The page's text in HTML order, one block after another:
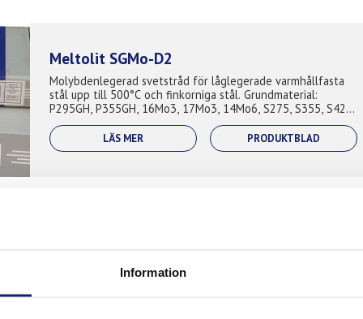
Information
Meltolit SGMo-D2
Molybdenlegerad svetstråd för låglegerade varmhållfasta
stål upp till 500°C och finkorniga stål. Grundmaterial:
P295GH, P355GH, 16Mo3, 17Mo3, 14Mo6, S275, S355, S420,
A210, A285, A335, A516, S27...
LÄS MER PRODUKTBLAD
legeringar, påläggning och trådsprutning. Typiska